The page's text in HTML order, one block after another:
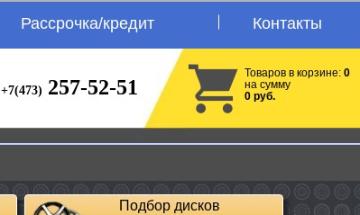
Рассрочка/кредит Контакты
+7(473) 257-52-51
Товаров в корзине: 0
на сумму
0 руб.
Подбор дисков